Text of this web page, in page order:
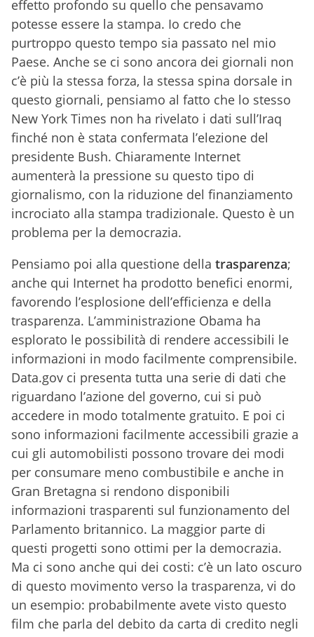
effetto profondo su quello che pensavamo
potesse essere la stampa. Io credo che
purtroppo questo tempo sia passato nel mio
Paese. Anche se ci sono ancora dei giornali non
c’è più la stessa forza, la stessa spina dorsale in
questo giornali, pensiamo al fatto che lo stesso
New York Times non ha rivelato i dati sull’Iraq
finché non è stata confermata l’elezione del
presidente Bush. Chiaramente Internet
aumenterà la pressione su questo tipo di
giornalismo, con la riduzione del finanziamento
incrociato alla stampa tradizionale. Questo è un
problema per la democrazia.
Pensiamo poi alla questione della trasparenza;
anche qui Internet ha prodotto benefici enormi,
favorendo l’esplosione dell’efficienza e della
trasparenza. L’amministrazione Obama ha
esplorato le possibilità di rendere accessibili le
informazioni in modo facilmente comprensibile.
Data.gov ci presenta tutta una serie di dati che
riguardano l’azione del governo, cui si può
accedere in modo totalmente gratuito. E poi ci
sono informazioni facilmente accessibili grazie a
cui gli automobilisti possono trovare dei modi
per consumare meno combustibile e anche in
Gran Bretagna si rendono disponibili
informazioni trasparenti sul funzionamento del
Parlamento britannico. La maggior parte di
questi progetti sono ottimi per la democrazia.
Ma ci sono anche qui dei costi: c’è un lato oscuro
di questo movimento verso la trasparenza, vi do
un esempio: probabilmente avete visto questo
film che parla del debito da carta di credito negli